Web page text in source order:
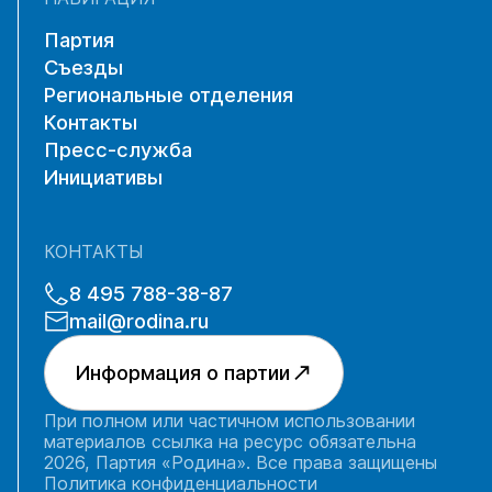
Партия
Съезды
Региональные отделения
Контакты
Пресс-служба
Инициативы
КОНТАКТЫ
8 495 788-38-87
mail@rodina.ru
Информация о партии
При полном или частичном использовании
материалов ссылка на ресурс обязательна
2026, Партия «Родина». Все права защищены
Политика конфиденциальности